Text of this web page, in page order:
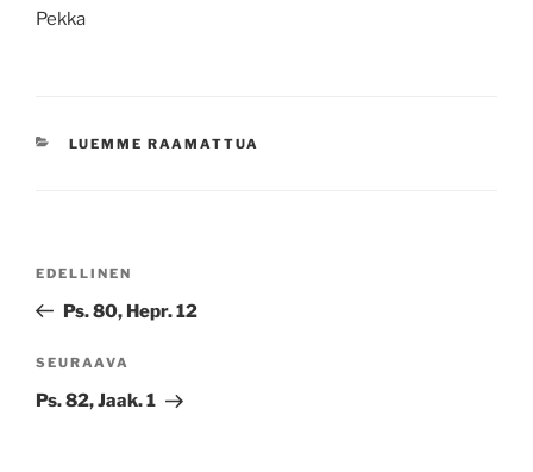
Pekka
KATEGORIAT
LUEMME RAAMATTUA
Edellinen
artikkeli
EDELLINEN
Ps. 80, Hepr. 12
Seuraava
artikkeli
SEURAAVA
Ps. 82, Jaak. 1